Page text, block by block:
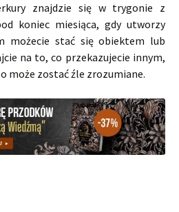
znajdzie się w trygonie z
koniec miesiąca, gdy utworzy
możecie stać się obiektem lub
na to, co przekazujecie innym,
może zostać źle zrozumiane.